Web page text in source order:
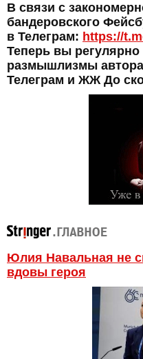
В связи с
бандеровского
в Телеграм: https://
Теперь вы регулярно
размышлизмы автора
Телеграм и ЖЖ До
Юлия Навальная не
вдовы героя